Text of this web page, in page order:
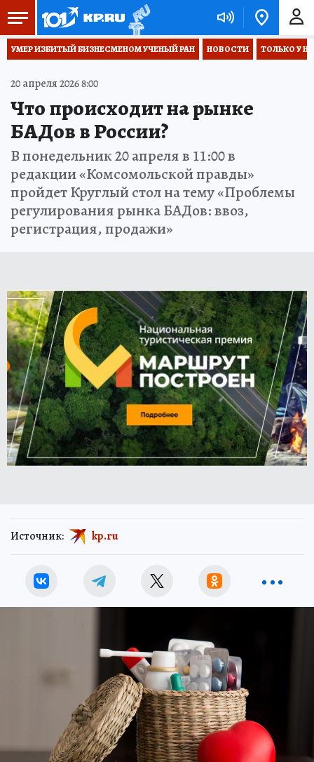
УМЕР ИЗБИТЫЙ БИЗНЕСМЕНОМ УЧЕНЫЙ РАН НОВОСТИ ТОЛЬКО У
20 апреля 2026 8:00
Что происходит на рынке
БАДов в России?
В понедельник 20 апреля в 11:00 в
редакции «Комсомольской правды»
пройдет Круглый стол на тему «Проблемы
регулирования рынка БАДов: ввоз,
регистрация, продажи»
Источник: kp.ru